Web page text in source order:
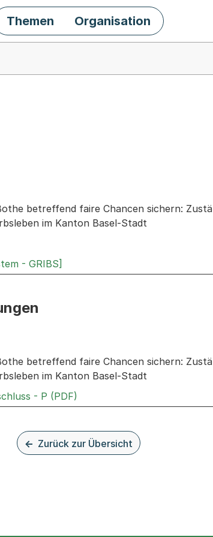
Themen Organisation
betreffend faire Chancen sichern:
im Kanton Basel-Stadt
- GRIBS]
zu den Sitzungen zum Geschäft
betreffend faire Chancen sichern:
im Kanton Basel-Stadt
- P (PDF)
Zurück zur Übersicht